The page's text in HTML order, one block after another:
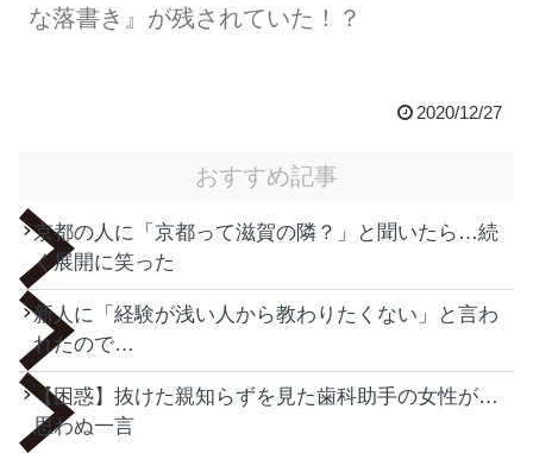
な落書き』が残されていた！？
2020/12/27
おすすめ記事
京都の人に「京都って滋賀の隣？」と聞いたら…続
く展開に笑った
新人に「経験が浅い人から教わりたくない」と言わ
れたので…
【困惑】抜けた親知らずを見た歯科助手の女性が…
思わぬ一言